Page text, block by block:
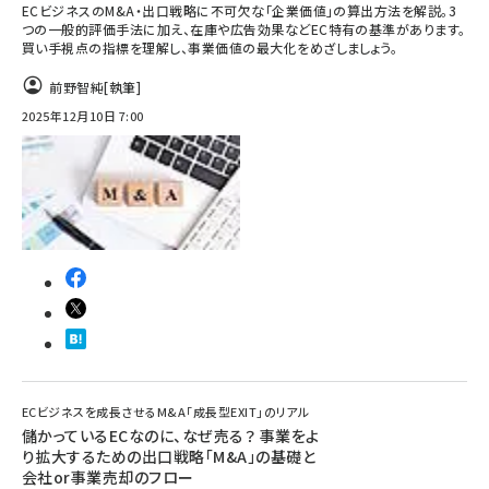
ECビジネスのM&A・出口戦略に不可欠な「企業価値」の算出方法を解説。3
つの一般的評価手法に加え、在庫や広告効果などEC特有の基準があります。
買い手視点の指標を理解し、事業価値の最大化をめざしましょう。
前野智純[執筆]
2025年12月10日 7:00
ECビジネスを成長させるM&A「成長型EXIT」のリアル
儲かっているECなのに、なぜ売る？ 事業をよ
り拡大するための出口戦略「M&A」の基礎と
会社or事業売却のフロー